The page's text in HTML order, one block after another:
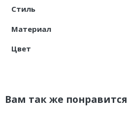
Стиль
Материал
Цвет
Вам так же понравится